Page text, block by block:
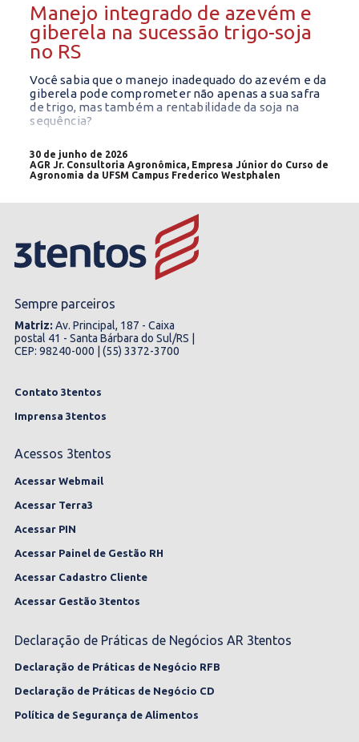
Manejo integrado de azevém e
giberela na sucessão trigo-soja
no RS
Você sabia que o manejo inadequado do azevém e da
giberela pode comprometer não apenas a sua safra
de trigo, mas também a rentabilidade da soja na
sequência?
30 de junho de 2026
AGR Jr. Consultoria Agronômica, Empresa Júnior do Curso de
Agronomia da UFSM Campus Frederico Westphalen
Sempre parceiros
Matriz: Av. Principal, 187 - Caixa
postal 41 - Santa Bárbara do Sul/RS |
CEP: 98240-000 | (55) 3372-3700
Contato 3tentos
Imprensa 3tentos
Acessos 3tentos
Acessar Webmail
Acessar Terra3
Acessar PIN
Acessar Painel de Gestão RH
Acessar Cadastro Cliente
Acessar Gestão 3tentos
Declaração de Práticas de Negócios AR 3tentos
Declaração de Práticas de Negócio RFB
Declaração de Práticas de Negócio CD
Política de Segurança de Alimentos